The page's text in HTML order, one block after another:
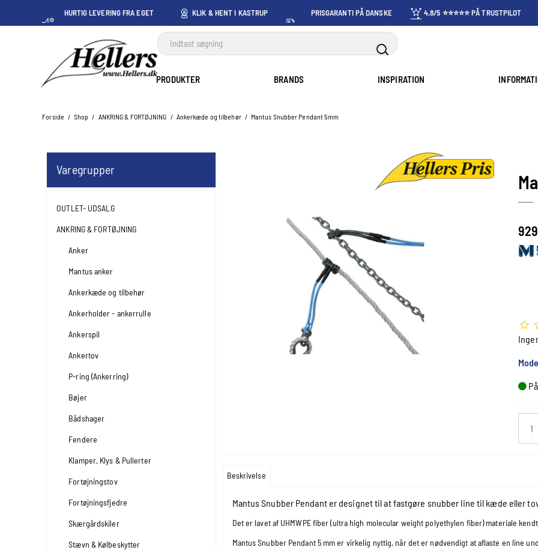
HURTIG LEVERING FRA EGET KLIK & HENT I KASTRUP PRISGARANTI PÅ DANSKE
PRISER
4,8/5 ⭐⭐⭐⭐⭐ PÅ TRUSTPILOT
PRODUKTER BRANDS INSPIRATION
Forside / Shop / ANKRING & FORTØJNING / Ankerkæde og tilbehør / Mantus Snubber Pendant 5mm
Varegrupper
OUTLET- UDSALG
ANKRING & FORTØJNING
Anker
Mantus anker
Ankerkæde og tilbehør
Ankerholder - ankerrulle
Ankerspil
Ankertov
P-ring (Ankerring)
Bøjer
Bådshager
Fendere
Klamper, Klys & Pullerter
Fortøjningstov
Fortøjningsfjedre
Skærgårdskiler
Stævn & Kølbeskytter
Beskrivelse
Mantus Snubber Pendant er designet til at fastgøre snubber line til kæde eller
Det er lavet af UHMWPE fiber (ultra high molecular weight polyethylen fiber) materiale
Mantus Snubber Pendant 5 mm er virkelig nyttig, når det er nødvendigt at aflaste en line